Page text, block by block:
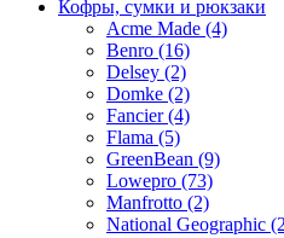
Кофры, сумки и рюкзаки
Acme Made (4)
Benro (16)
Delsey (2)
Domke (2)
Fancier (4)
Flama (5)
GreenBean (9)
Lowepro (73)
Manfrotto (2)
National Geographic